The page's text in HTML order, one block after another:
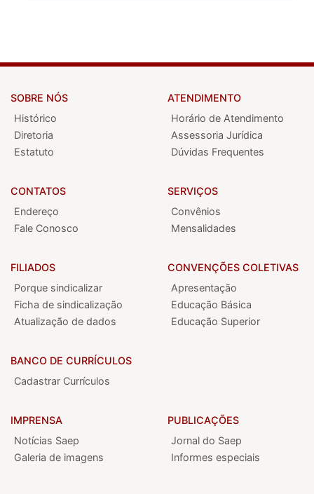
SOBRE NÓS
Histórico
Diretoria
Estatuto
CONTATOS
Endereço
Fale Conosco
ATENDIMENTO
Horário de Atendimento
Assessoria Jurídica
Dúvidas Frequentes
SERVIÇOS
Convênios
Mensalidades
FILIADOS
Porque sindicalizar
Ficha de sindicalização
Atualização de dados
BANCO DE CURRÍCULOS
Cadastrar Currículos
CONVENÇÕES COLETIVAS
Apresentação
Educação Básica
Educação Superior
IMPRENSA
Notícias Saep
Galeria de imagens
PUBLICAÇÕES
Jornal do Saep
Informes especiais